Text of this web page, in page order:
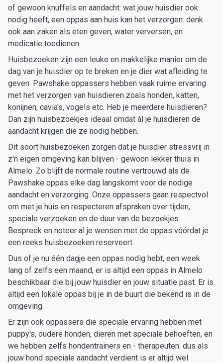
of gewoon knuffels en aandacht: wat jouw huisdier ook
nodig heeft, een oppas aan huis kan het verzorgen: denk
ook aan zaken als eten geven, water verversen, en
medicatie toedienen.
Huisbezoeken zijn een leuke en makkelijke manier om de
dag van je huisdier op te breken en je dier wat afleiding te
geven. Pawshake oppassers hebben vaak ruime ervaring
met het verzorgen van huisdieren zoals honden, katten,
konijnen, cavia's, vogels etc. Heb je meerdere huisdieren?
Dan zijn huisbezoekjes ideaal omdat ál je huisdieren de
aandacht krijgen die ze nodig hebben.
Dit soort huisbezoeken zorgen dat je huisdier stressvrij in
z'n eigen omgeving kan blijven - gewoon lekker thuis in
Almelo. Zo blijft de normale routine vertrouwd als de
Pawshake oppas elke dag langskomt voor de nodige
aandacht en verzorging. Onze oppassers gaan respectvol
om met je huis en respecteren afspraken over tijden,
speciale verzoeken en de duur van de bezoekjes.
Bespreek en noteer al je wensen met de oppas vóórdat je
een reeks huisbezoeken reserveert.
Dus of je nu één dagje een oppas nodig hebt, een week
lang of zelfs een maand, er is altijd een oppas in Almelo
beschikbaar die bij jouw huisdier en jouw situatie past. Er is
altijd een lokale oppas bij je in de buurt die bekend is in de
omgeving.
Er zijn ook oppassers die speciale ervaring hebben met
puppy's, oudere honden, dieren met speciale behoeften, en
we hebben zelfs hondentrainers en - therapeuten. dus als
jouw hond speciale aandacht verdient is er altijd wel